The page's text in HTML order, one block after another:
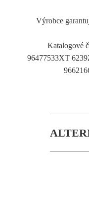
Výrobce
Katalogové
96477533XT